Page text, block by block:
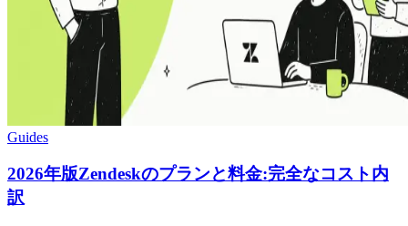
Guides
2026年版Zendeskのプランと料金:完全なコスト内
訳